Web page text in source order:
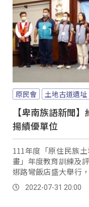
原民會 土地古道遺址
【卑南族語新聞
揚績優單位
111年度「原住民族
畫」年度教育訓練及
娜路彎飯店盛大舉行
到場頒獎，並感謝縣
道維護做出的貢獻。
2022-07-31 20:00